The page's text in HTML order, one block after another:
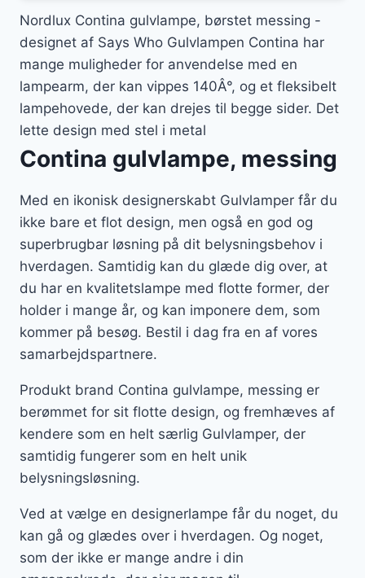
Nordlux Contina gulvlampe, børstet messing -
designet af Says Who Gulvlampen Contina har
mange muligheder for anvendelse med en
lampearm, der kan vippes 140Â°, og et fleksibelt
lampehovede, der kan drejes til begge sider. Det
lette design med stel i metal
Contina gulvlampe, messing
Med en ikonisk designerskabt Gulvlamper får du
ikke bare et flot design, men også en god og
superbrugbar løsning på dit belysningsbehov i
hverdagen. Samtidig kan du glæde dig over, at
du har en kvalitetslampe med flotte former, der
holder i mange år, og kan imponere dem, som
kommer på besøg. Bestil i dag fra en af vores
samarbejdspartnere.
Produkt brand Contina gulvlampe, messing er
berømmet for sit flotte design, og fremhæves af
kendere som en helt særlig Gulvlamper, der
samtidig fungerer som en helt unik
belysningsløsning.
Ved at vælge en designerlampe får du noget, du
kan gå og glædes over i hverdagen. Og noget,
som der ikke er mange andre i din